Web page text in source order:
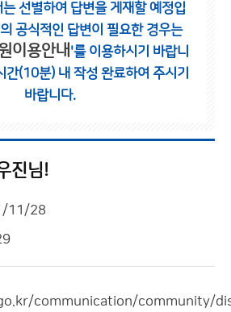
선별하여 답변을 게재할 예정입
공식적인 답변이 필요한 경우는
이용안내 '를 이용하시기 바랍니
간(10분) 내 작성 완료하여 주시기
바랍니다.
진님!
11/28
communication/community/